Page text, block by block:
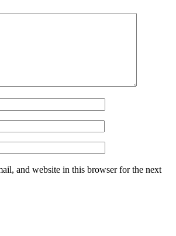
and website in this browser for the next